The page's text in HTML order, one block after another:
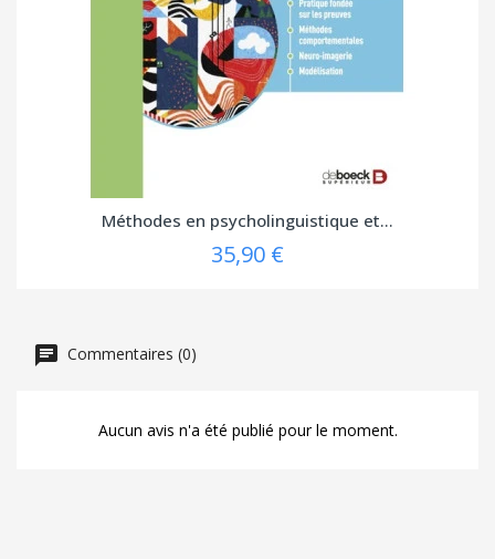
Méthodes en psycholinguistique et...
35,90 €
Commentaires (0)
Aucun avis n'a été publié pour le moment.